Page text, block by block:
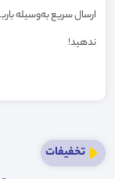
ارسال سریع به‌وسیله
ندهید!
تخفیفات